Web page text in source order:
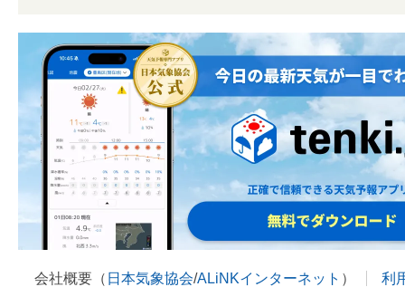
会社概要（ 日本気象協会/ALiNKインターネット ） 利